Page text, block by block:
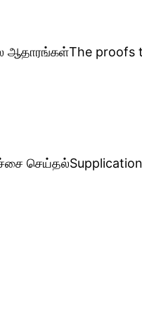
ஆதாரங்கள்The proofs